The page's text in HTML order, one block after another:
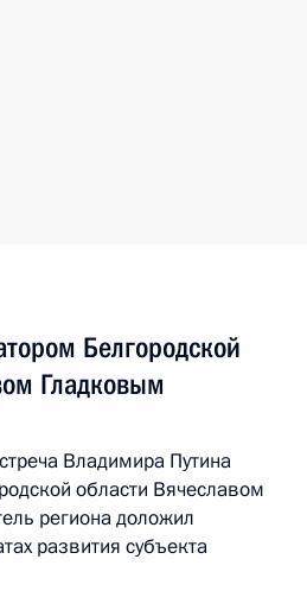
Белгородской
Гладковым
Владимира Путина
области Вячеславом
региона доложил
развития субъекта